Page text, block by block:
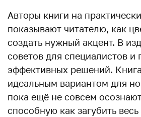
Авторы книги на
показывают читателю, как
создать нужный акцент. В
советов для специалистов и
эффективных решений.
идеальным вариантом для
пока ещё не совсем
способную как загубить